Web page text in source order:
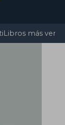
Libros más